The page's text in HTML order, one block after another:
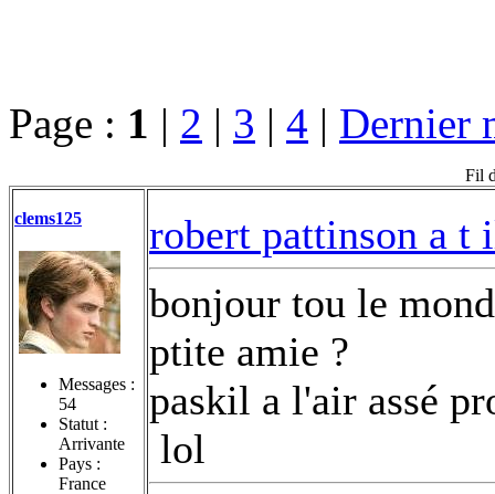
Page : 1 | 2 | 3 | 4 | Dernier
Fil
clems125
Messages :
54
Statut :
Arrivante
Pays :
France
robert pattinson a t
bonjour tou le
ptite amie ?
paskil a l'air assé
lol